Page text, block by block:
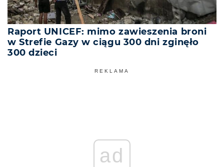
Raport UNICEF: mimo zawieszenia broni
w Strefie Gazy w ciągu 300 dni zginęło
300 dzieci
REKLAMA
ad